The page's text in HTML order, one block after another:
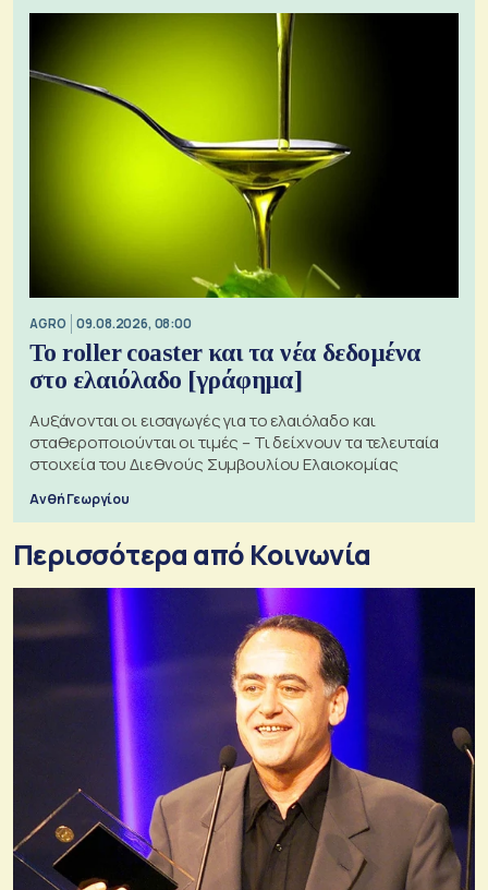
AGRO 09.08.2026, 08:00
Το roller coaster και τα νέα δεδομένα
στο ελαιόλαδο [γράφημα]
Αυξάνονται οι εισαγωγές για το ελαιόλαδο και
σταθεροποιούνται οι τιμές – Τι δείχνουν τα τελευταία
στοιχεία του Διεθνούς Συμβουλίου Ελαιοκομίας
Ανθή Γεωργίου
Περισσότερα από Κοινωνία